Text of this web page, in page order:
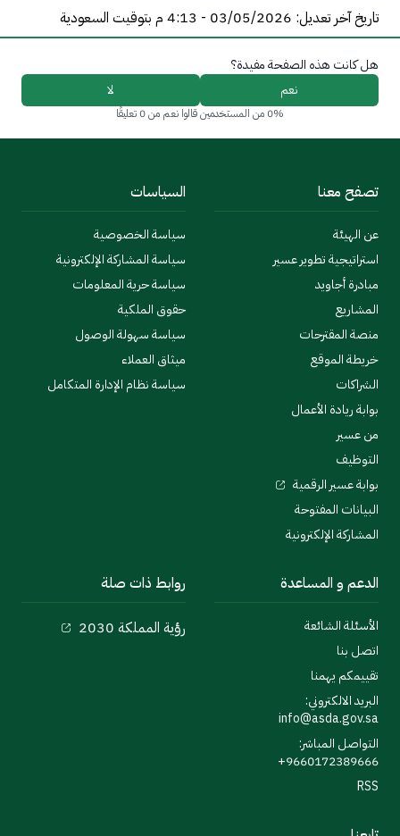
تاريخ آخر تعديل: 03/05/2026 - 4:13 م بتوقيت السعودية
هل كانت هذه الصفحة مفيدة؟
نعم
لا
0% من المستخدمين قالوا نعم من 0 تعليقًا
تصفح معنا
عن الهيئة
استراتيجية تطوير عسير
مبادرة أجاويد
المشاريع
منصة المقترحات
خريطة الموقع
الشراكات
بوابة ريادة الأعمال
من عسير
التوظيف
بوابة عسير الرقمية
البيانات المفتوحة
المشاركة الإلكترونية
السياسات
سياسة الخصوصية
سياسة المشاركة الإلكترونية
سياسة حرية المعلومات
حقوق الملكية
سياسة سهولة الوصول
ميثاق العملاء
سياسة نظام الإدارة المتكامل
الدعم و المساعدة
الأسئلة الشائعة
اتصل بنا
تقييمكم يهمنا
البريد الالكتروني:
info@asda.gov.sa
التواصل المباشر:
9660172389666+
RSS
روابط ذات صلة
رؤية المملكة 2030